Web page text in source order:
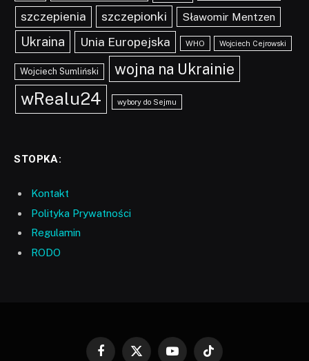
szczepienia szczepionki Sławomir Mentzen
Ukraina Unia Europejska WHO Wojciech Cejrowski
Wojciech Sumliński wojna na Ukrainie
wRealu24 wybory do Sejmu
STOPKA:
Kontakt
Polityka Prywatności
Regulamin
RODO
Facebook
X YouTubeTikTok